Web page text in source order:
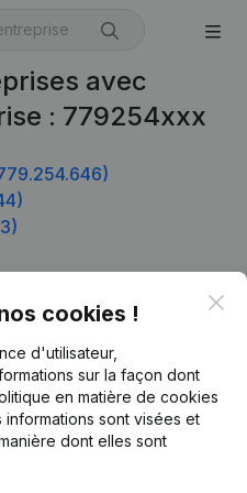
avec
: 779254xxx
cookies !
d'utilisateur,
sur la façon dont
en matière de cookies
sont visées et
dont elles sont
Produit
Informations d’entreprise
Monitoring
Recherche internationale